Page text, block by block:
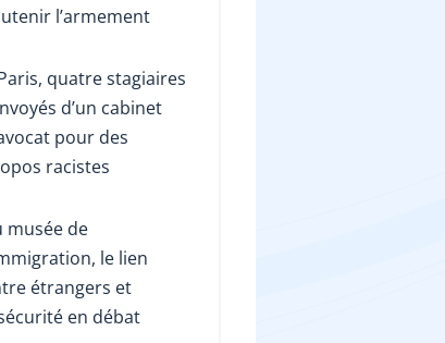
l’armement
quatre stagiaires
d’un cabinet
pour des
racistes
musée de
le lien
étrangers et
en débat